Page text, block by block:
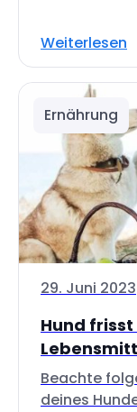
Weiterlesen
Ernährung
29. Juni 2023
Hund
Beachte
deines